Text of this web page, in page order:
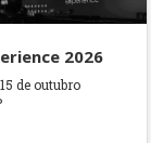
2026
de outubro